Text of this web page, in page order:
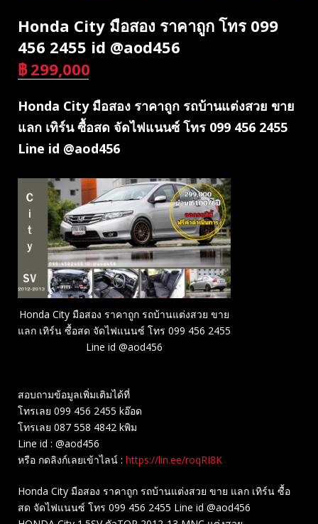
Honda City มือสอง ราคาถูก โทร 099
456 2455 id @aod456
฿ 299,000
Honda City มือสอง ราคาถูก รถบ้านแต่งสวย ขาย
แลก เทิร์น ซื้อสด จัดไฟแนนซ์ โทร 099 456 2455
Line id @aod456
Honda City มือสอง ราคาถูก รถบ้านแต่งสวย ขาย
แลก เทิร์น ซื้อสด จัดไฟแนนซ์ โทร 099 456 2455
Line id @aod456
สอบถามข้อมูลเพิ่มเติมได้ที่
โทรเลย 099 456 2455 kอ๊อด
โทรเลย 087 558 4842 kพิม
Line id : @aod456
หรือ กดลิงก์เลยเข้าไลน์ : https://lin.ee/roqRI8K
Honda City มือสอง ราคาถูก รถบ้านแต่งสวย ขาย แลก เทิร์น ซื้อ
สด จัดไฟแนนซ์ โทร 099 456 2455 Line id @aod456